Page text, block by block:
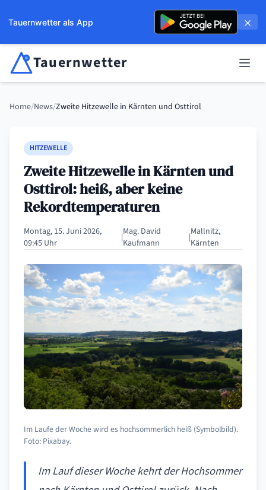
Tauernwetter als App ×
Tauernwetter
Unabhängiger Wetterdienst für Kärnten, Osttirol & Alpenregion
Home/News/Zweite Hitzewelle in Kärnten und Osttirol
HITZEWELLE
Zweite Hitzewelle in Kärnten und
Osttirol: heiß, aber keine
Rekordtemperaturen
Montag, 15. Juni 2026,
09:45 Uhr
|Mag. David
Kaufmann
|Mallnitz,
Kärnten
Im Laufe der Woche wird es hochsommerlich heiß (Symbolbild).
Foto: Pixabay.
Im Lauf dieser Woche kehrt der Hochsommer